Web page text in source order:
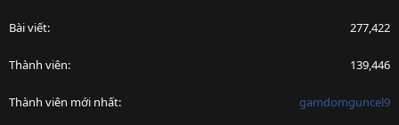
Bài viết 277,422
Thành viên 139,446
Thành viên mới nhất gamdomguncel9